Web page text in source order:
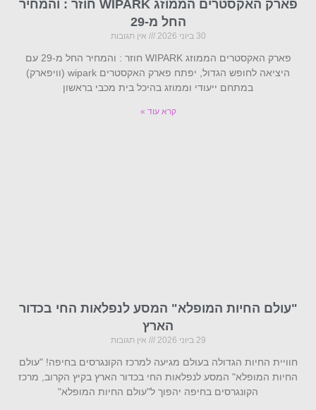
פארק האקסטרים הממוזג WIPARK חוזר : והמחיר
החל מ-29
30 ביוני 2026 אין תגובות
פארק האקסטרים הממוזג WIPARK חוזר : והמחיר החל מ-29 עם
היציאה לחופש הגדול, יפתח פארק האקסטרים wipark (וויפארק)
במתחם ייעודי וממוזג בהיכל בית מכבי בראשון
קרא עוד »
"עולם החיות המופלא" המסע לנפלאות החי בכדור
הארץ
29 ביוני 2026 אין תגובות
חוויית החיות הגדולה בעולם מגיעה למרכז הקונגרסים בחיפה! "עולם
החיות המופלא" המסע לנפלאות החי בכדור הארץ בקיץ הקרוב, מרכז
הקונגרסים בחיפה יהפוך ל"עולם החיות המופלא"